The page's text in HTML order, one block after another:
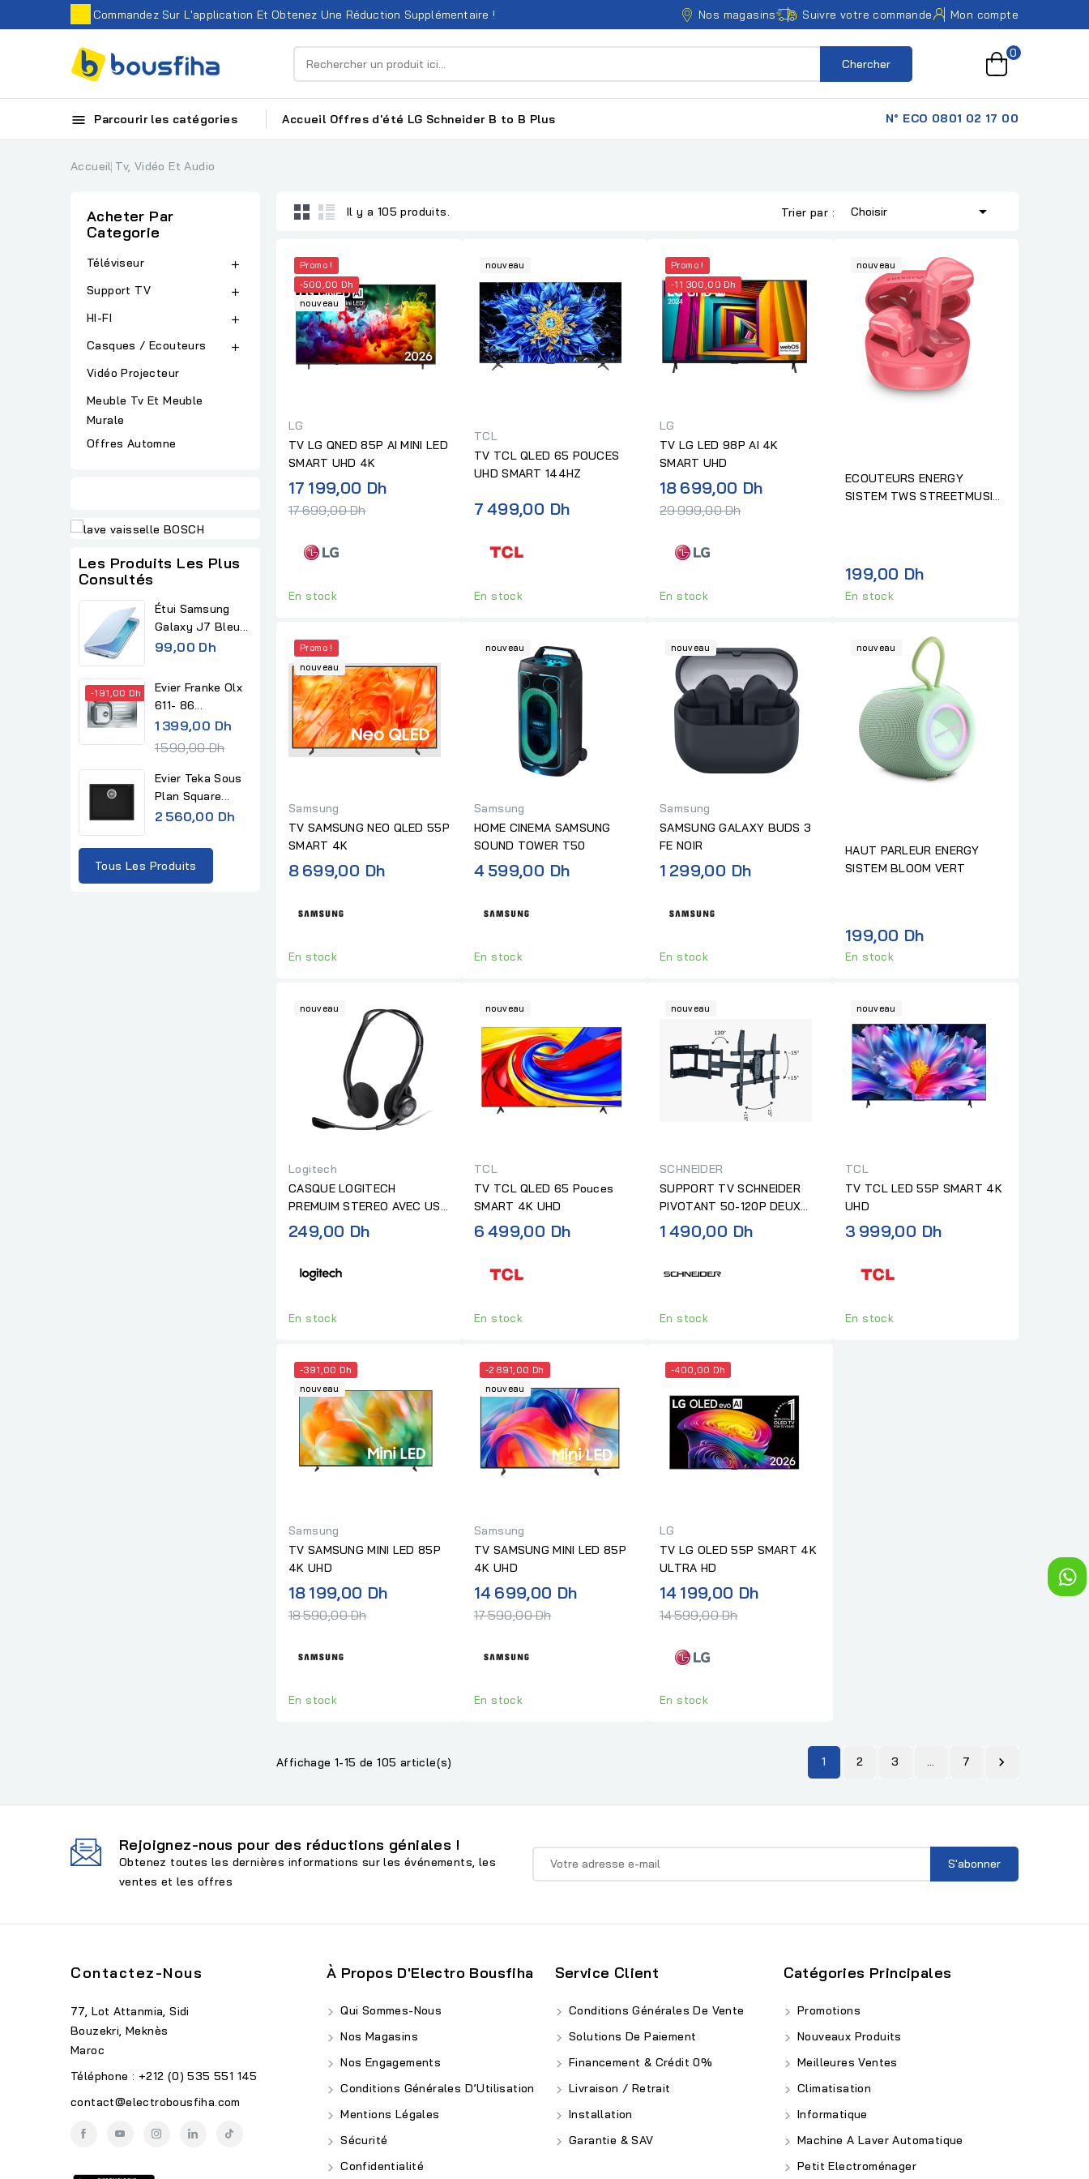
Commandez Sur L'application Et Obtenez Une Réduction Supplémentaire ! Nos magasins Suivre votre commande Mon compte
Chercher
0
 Parcourir les catégories Accueil Offres d'été LG Schneider B to B Plus N° ECO 0801 02 17 00
Accueil Tv, Vidéo Et Audio
Acheter Par
Categorie
Téléviseur 
Support TV 
HI-FI 
Casques / Ecouteurs 
Vidéo Projecteur
Meuble Tv Et Meuble
Murale
Offres Automne
Les Produits Les Plus
Consultés
Étui Samsung
Galaxy J7 Bleu...
99,00 Dh
-191,00 Dh
Evier Franke Olx
611- 86...
1 399,00 Dh
u
1 590,00 Dh
Evier Teka Sous
Plan Square...
2 560,00 Dh
Tous Les Produits
Il y a 105 produits. Trier par : Choisir 
Promo !
-500,00 Dh
nouveau
LG
TV LG QNED 85P AI MINI LED
SMART UHD 4K
17 199,00 DhPrix
17 699,00 Dh
En stock
nouveau
TCL
TV TCL QLED 65 POUCES
UHD SMART 144HZ
7 499,00 Dh
En stock
Promo !
-11 300,00 Dh
LG
TV LG LED 98P AI 4K
SMART UHD
18 699,00 DhPrix
29 999,00 Dh
En stock
nouveau
ECOUTEURS ENERGY
SISTEM TWS STREETMUSIC
199,00 Dh
En stock
Promo !
nouveau
Samsung
TV SAMSUNG NEO QLED 55P
SMART 4K
8 699,00 Dh
En stock
nouveau
Samsung
HOME CINEMA SAMSUNG
SOUND TOWER T50
4 599,00 Dh
En stock
nouveau
Samsung
SAMSUNG GALAXY BUDS 3
FE NOIR
1 299,00 Dh
En stock
nouveau
HAUT PARLEUR ENERGY
SISTEM BLOOM VERT
199,00 Dh
En stock
nouveau
Logitech
CASQUE LOGITECH
PREMUIM STEREO AVEC USB
AUDIO CONTROL PC960
249,00 Dh
En stock
nouveau
TCL
TV TCL QLED 65 Pouces
SMART 4K UHD
6 499,00 Dh
En stock
nouveau
SCHNEIDER
SUPPORT TV SCHNEIDER
PIVOTANT 50-120P DEUX
BRAS
1 490,00 Dh
En stock
nouveau
TCL
TV TCL LED 55P SMART 4K
UHD
3 999,00 Dh
En stock
-391,00 Dh
nouveau
Samsung
TV SAMSUNG MINI LED 85P
4K UHD
18 199,00 DhPrix
18 590,00 Dh
En stock
-2 891,00 Dh
nouveau
Samsung
TV SAMSUNG MINI LED 85P
4K UHD
14 699,00 DhPrix
17 590,00 Dh
En stock
-400,00 Dh
LG
TV LG OLED 55P SMART 4K
ULTRA HD
14 199,00 DhPrix
14 599,00 Dh
En stock
Affichage 1-15 de 105 article(s) 1 2 3 … 7 
Rejoignez-nous pour des réductions géniales !
Obtenez toutes les dernières informations sur les événements, les
ventes et les offres
Contactez-Nous
77, Lot Attanmia, Sidi
Bouzekri, Meknès
Maroc
Téléphone : +212 (0) 535 551 145
contact@electrobousfiha.com
À Propos D'Electro Bousfiha
Qui Sommes-Nous
Nos Magasins
Nos Engagements
Conditions Générales D’Utilisation
Mentions Légales
Sécurité
Confidentialité
Service Client
Conditions Générales De Vente
Solutions De Paiement
Financement & Crédit 0%
Livraison / Retrait
Installation
Garantie & SAV
Catégories Principales
Promotions
Nouveaux Produits
Meilleures Ventes
Climatisation
Informatique
Machine A Laver Automatique
Petit Electroménager